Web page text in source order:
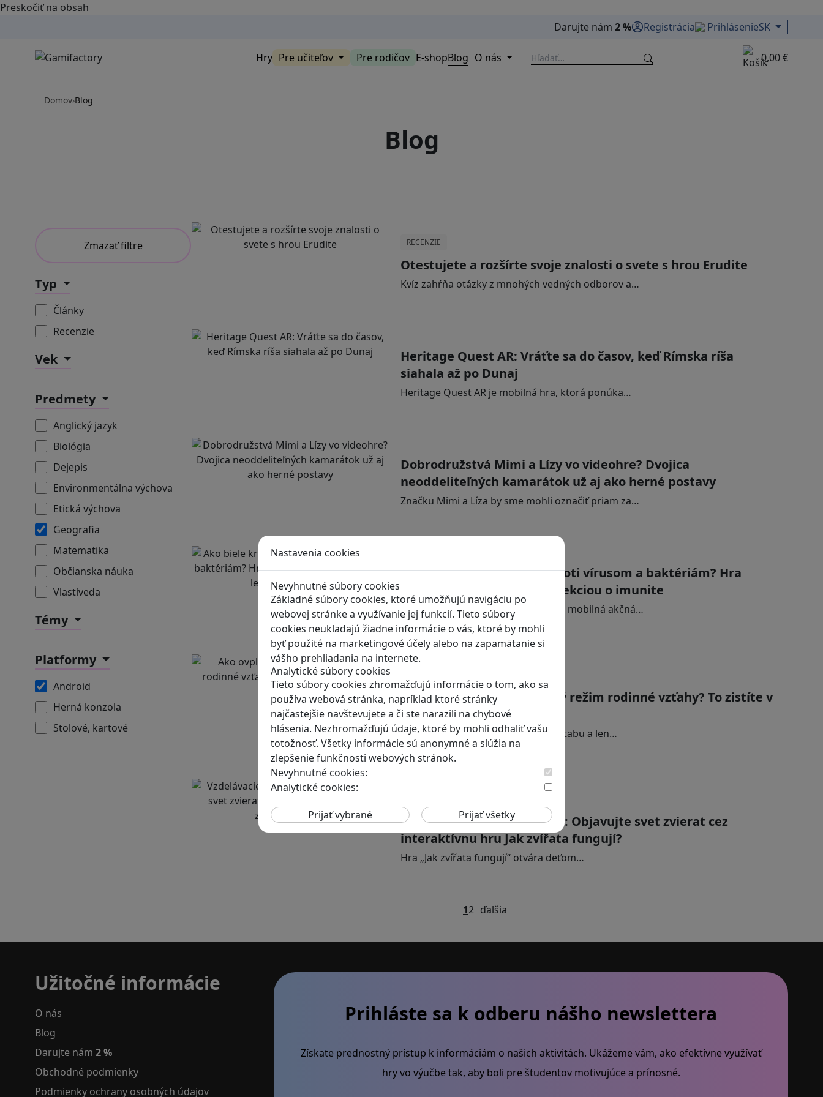
Preskočiť na obsah
Darujte nám2 % Registrácia PrihlásenieSK
0,00 €
Hry Pre učiteľov Pre rodičov E-shopBlog O nás
Nastavenia cookies
Nevyhnutné súbory cookies
Základné súbory cookies, ktoré umožňujú navigáciu po
webovej stránke a využívanie jej funkcií. Tieto súbory
cookies neukladajú žiadne informácie o vás, ktoré by mohli
byť použité na marketingové účely alebo na zapamätanie si
vášho prehliadania na internete.
Analytické súbory cookies
Tieto súbory cookies zhromažďujú informácie o tom, ako sa
používa webová stránka, napríklad ktoré stránky
najčastejšie navštevujete a či ste narazili na chybové
hlásenia. Nezhromažďujú údaje, ktoré by mohli odhaliť vašu
totožnosť. Všetky informácie sú anonymné a slúžia na
zlepšenie funkčnosti webových stránok.
Nevyhnutné cookies:
Analytické cookies:
Domov›Blog
Blog
Zmazať filtre
Typ
Články
Recenzie
Vek
Predmety
Anglický jazyk
Biológia
Dejepis
Environmentálna výchova
Etická výchova
Geografia
Matematika
Občianska náuka
Vlastiveda
Témy
Platformy
Android
Herná konzola
Stolové, kartové
RECENZIE
Otestujete a rozšírte svoje znalosti o svete s hrou Erudite
Kvíz zahŕňa otázky z mnohých vedných odborov a…
Heritage Quest AR: Vráťte sa do časov, keď Rímska ríša
siahala až po Dunaj
Heritage Quest AR je mobilná hra, ktorá ponúka…
Dobrodružstvá Mimi a Lízy vo videohre? Dvojica
neoddeliteľných kamarátok už aj ako herné postavy
Značku Mimi a Líza by sme mohli označiť priam za…
Ako biele krvinky bojujú proti vírusom a baktériám? Hra
Bunky v akcii je zábavnou lekciou o imunite
Pod názvom Bunky v akcii sa skrýva mobilná akčná…
Ako ovplyvnil komunistický režim rodinné vzťahy? To zistíte v
hre „Kto je Helena?“.
Teta Helena je v rodine jedno veľké tabu a len…
Vzdelávacie dobrodružstvo: Objavujte svet zvierat cez
interaktívnu hru Jak zvířata fungují?
Hra „Jak zvířata fungují“ otvára deťom…
12 ďalšia
Užitočné informácie
O nás
Blog
Darujte nám 2 %
Obchodné podmienky
Podmienky ochrany osobných údajov
Prihláste sa k odberu nášho newslettera
Získate prednostný prístup k informáciám o našich aktivitách. Ukážeme vám, ako efektívne využívať
hry vo výučbe tak, aby boli pre študentov motivujúce a prínosné.